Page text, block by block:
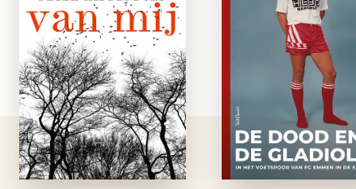
Op een nacht
vergrijpt Tille
Storkema, een jonge
boer en vader van
twee kleine kinderen,
zich bij een fietspad
aan een zestienjarig
meisje uit het dorp.
De volgende ochtend
wordt …
In het seizoen
2019 speelde
Emmen als
Drentse
ooit in de
Werd het
eenmalig
voor de club met
kleinste
het lachertje van